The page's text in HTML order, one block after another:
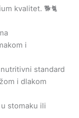
kvalitet. 🐕🐈
i
standard
i dlakom
stomaku ili